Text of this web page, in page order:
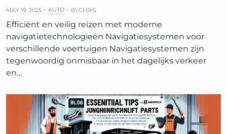
MAY 19, 2025 AUTO BYCHRIS
Efficiënt en veilig reizen met moderne
navigatietechnologieën Navigatiesystemen voor
verschillende voertuigen Navigatiesystemen zijn
tegenwoordig onmisbaar in het dagelijks verkeer
en…